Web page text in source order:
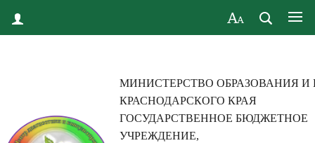
МИНИСТЕРСТВО ОБРАЗОВАНИЯ И
КРАСНОДАРСКОГО КРАЯ
ГОСУДАРСТВЕННОЕ БЮДЖЕТНОЕ
УЧРЕЖДЕНИЕ,